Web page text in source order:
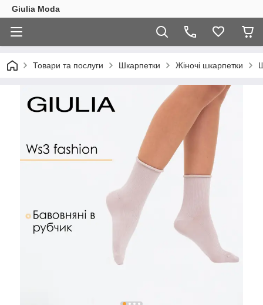
Giulia Moda
Товари та послуги Шкарпетки Жіночі шкарпетки